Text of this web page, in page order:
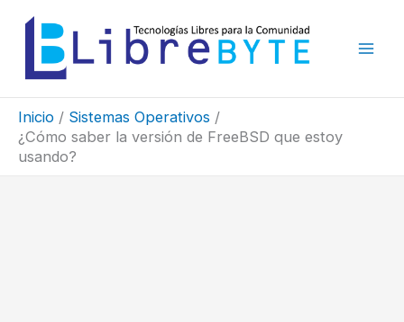
contenido
Inicio
Sistemas Operativos
¿Cómo saber la versión de FreeBSD que estoy
usando?